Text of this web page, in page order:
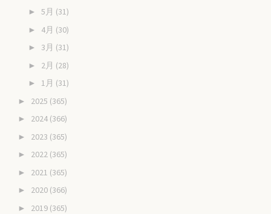
► 5月 (31)
► 4月 (30)
► 3月 (31)
► 2月 (28)
► 1月 (31)
► 2025 (365)
► 2024 (366)
► 2023 (365)
► 2022 (365)
► 2021 (365)
► 2020 (366)
► 2019 (365)